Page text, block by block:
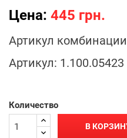
Цена: 445 грн.
Артикул
Артикул: 1.100.05423
Количество
В